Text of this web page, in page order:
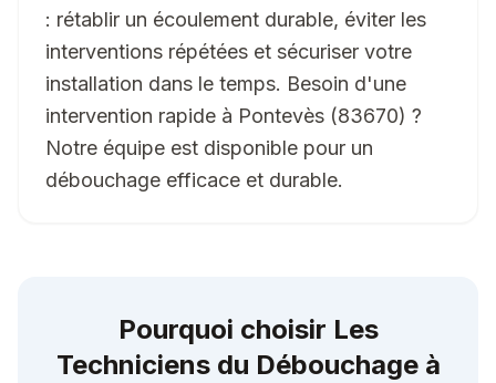
: rétablir un écoulement durable, éviter les
interventions répétées et sécuriser votre
installation dans le temps. Besoin d'une
intervention rapide à Pontevès (83670) ?
Notre équipe est disponible pour un
débouchage efficace et durable.
Pourquoi choisir Les
Techniciens du Débouchage à